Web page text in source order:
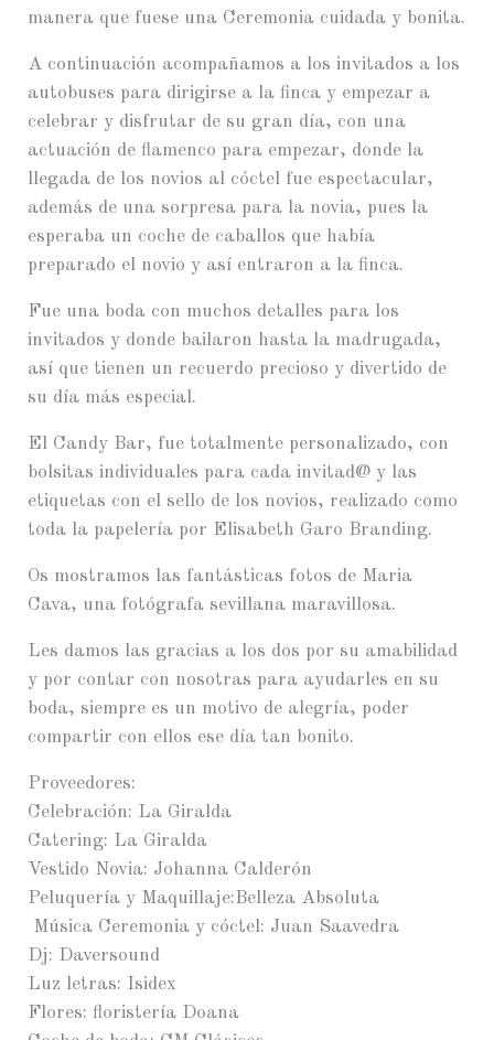
manera que fuese una Ceremonia cuidada y bonita.
A continuación acompañamos a los invitados a los
autobuses para dirigirse a la finca y empezar a
celebrar y disfrutar de su gran día, con una
actuación de flamenco para empezar, donde la
llegada de los novios al cóctel fue espectacular,
además de una sorpresa para la novia, pues la
esperaba un coche de caballos que había
preparado el novio y así entraron a la finca.
Fue una boda con muchos detalles para los
invitados y donde bailaron hasta la madrugada,
así que tienen un recuerdo precioso y divertido de
su día más especial.
El Candy Bar, fue totalmente personalizado, con
bolsitas individuales para cada invitad@ y las
etiquetas con el sello de los novios, realizado como
toda la papelería por Elisabeth Garo Branding.
Os mostramos las fantásticas fotos de Maria
Cava, una fotógrafa sevillana maravillosa.
Les damos las gracias a los dos por su amabilidad
y por contar con nosotras para ayudarles en su
boda, siempre es un motivo de alegría, poder
compartir con ellos ese día tan bonito.
Proveedores:
Celebración: La Giralda
Catering: La Giralda
Vestido Novia: Johanna Calderón
Peluquería y Maquillaje:Belleza Absoluta
Música Ceremonia y cóctel: Juan Saavedra
Dj: Daversound
Luz letras: Isidex
Flores: floristería Doana